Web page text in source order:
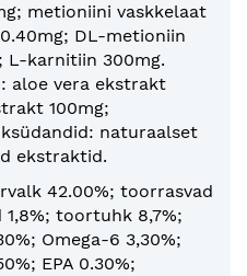
metioniini vaskkelaat
DL-metioniin
L-karnitiin 300mg.
aloe vera ekstrakt
100mg;
naturaalset
ekstraktid.
42.00%; toorrasvad
toortuhk 8,7%;
Omega-6 3,30%;
EPA 0.30%;